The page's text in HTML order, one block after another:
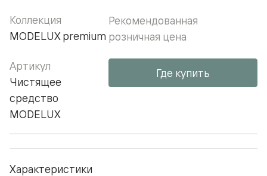
Коллекция
MODELUX premium
Артикул
Чистящее
средство
MODELUX
Рекомендованная
розничная цена
Где купить
Характеристики